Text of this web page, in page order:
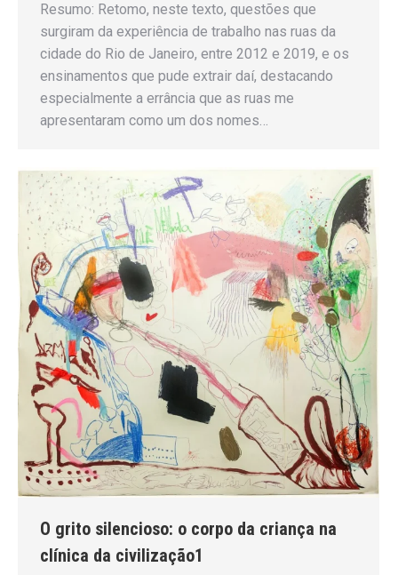
Resumo: Retomo, neste texto, questões que
surgiram da experiência de trabalho nas ruas da
cidade do Rio de Janeiro, entre 2012 e 2019, e os
ensinamentos que pude extrair daí, destacando
especialmente a errância que as ruas me
apresentaram como um dos nomes…
O grito silencioso: o corpo da criança na
clínica da civilização1